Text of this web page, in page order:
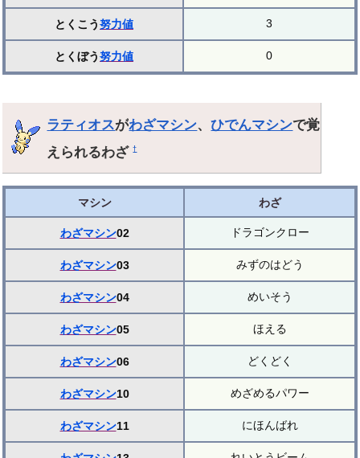
とくこう努力値 3
とくぼう努力値 0
ラティオスがわざマシン、ひでんマシンで覚
えられるわざ†
マシン わざ
わざマシン02 ドラゴンクロー
わざマシン03 みずのはどう
わざマシン04 めいそう
わざマシン05 ほえる
わざマシン06 どくどく
わざマシン10 めざめるパワー
わざマシン11 にほんばれ